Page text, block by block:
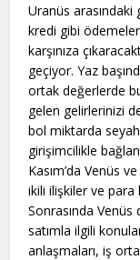
Uranüs
kredi gibi
karşınıza
geçiyor. Yaz
ortak değerlerde
gelen gelirlerinizi
bol miktarda
girişimcilikle
Kasım’da Venüs
ikili ilişkiler ve
Sonrasında
satımla ilgili
anlaşmaları, iş